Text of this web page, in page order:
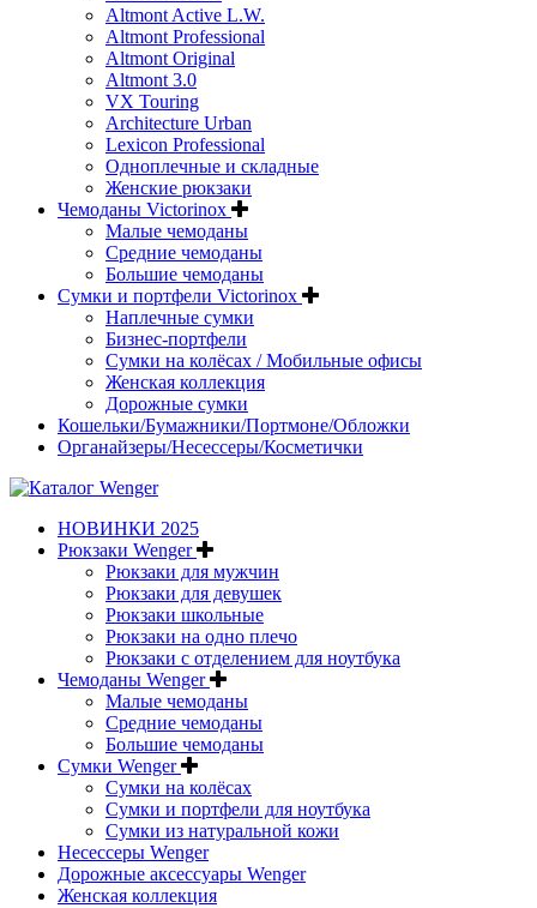
Altmont Active L.W.
Altmont Professional
Altmont Original
Altmont 3.0
VX Touring
Architecture Urban
Lexicon Professional
Одноплечные и складные
Женские рюкзаки
Чемоданы Victorinox
Малые чемоданы
Средние чемоданы
Большие чемоданы
Сумки и портфели Victorinox
Наплечные сумки
Бизнес-портфели
Сумки на колёсах / Мобильные офисы
Женская коллекция
Дорожные сумки
Кошельки/Бумажники/Портмоне/Обложки
Органайзеры/Несессеры/Косметички
НОВИНКИ 2025
Рюкзаки Wenger
Рюкзаки для мужчин
Рюкзаки для девушек
Рюкзаки школьные
Рюкзаки на одно плечо
Рюкзаки с отделением для ноутбука
Чемоданы Wenger
Малые чемоданы
Средние чемоданы
Большие чемоданы
Сумки Wenger
Сумки на колёсах
Сумки и портфели для ноутбука
Сумки из натуральной кожи
Несессеры Wenger
Дорожные аксессуары Wenger
Женская коллекция